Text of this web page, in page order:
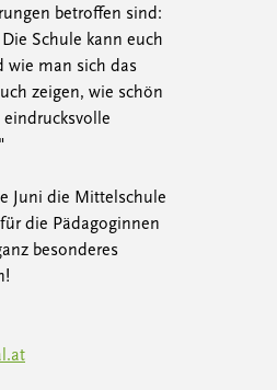
betroffen sind:
Schule kann euch
wie man sich das
zeigen, wie schön
Juni die Mittelschule
die Pädagoginnen
besonderes